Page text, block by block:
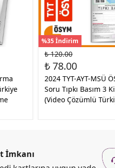
%35 İndirim
₺ 120.00
₺ 78.00
2024 TYT-AYT-MSÜ
Soru Tıpkı Basım 3
(Video Çözümlü
İmkanı